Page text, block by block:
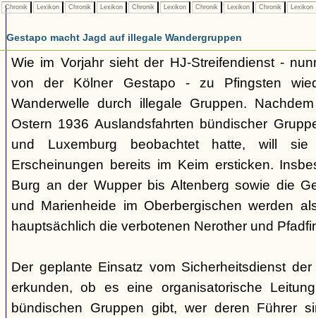
Chronik Lexikon Chronik Lexikon Chronik Lexikon Chronik Lexikon Chronik Lexikon
Gestapo macht Jagd auf illegale Wandergruppen
Wie im Vorjahr sieht der HJ-Streifendienst -
von der Kölner Gestapo - zu Pfingsten
Wanderwelle durch illegale Gruppen.
Ostern 1936 Auslandsfahrten bündischer
und Luxemburg beobachtet hatte, will
Erscheinungen bereits im Keim ersticken.
Burg an der Wupper bis Altenberg sowie die
und Marienheide im Oberbergischen werden
hauptsächlich die verbotenen Nerother und
Der geplante Einsatz vom Sicherheitsdienst
erkunden, ob es eine organisatorische
bündischen Gruppen gibt, wer deren Führer